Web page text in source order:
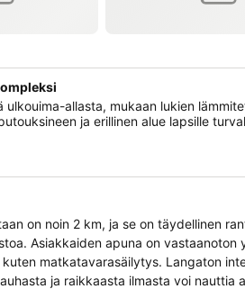
ulkouima-allasta, mukaan lukien
ja erillinen alue lapsille
on noin 2 km, ja se on täydellinen
Asiakkaiden apuna on vastaanoton
matkatavarasäilytys. Langaton
ja raikkaasta ilmasta voi nauttia